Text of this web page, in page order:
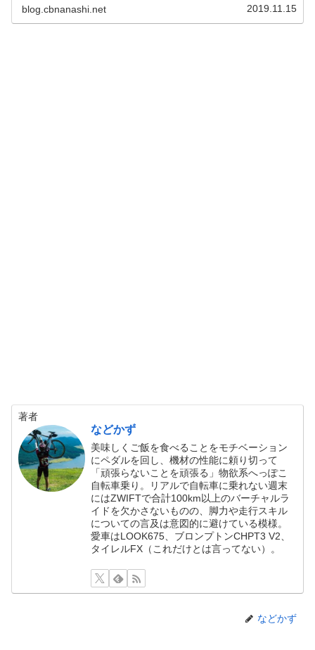
blog.cbnanashi.net 2019.11.15
著者
などかず
美味しくご飯を食べることをモチベーション
にペダルを回し、機材の性能に頼り切って
「頑張らないことを頑張る」物欲系へっぽこ
自転車乗り。リアルで自転車に乗れない週末
にはZWIFTで合計100km以上のバーチャルラ
イドを欠かさないものの、脚力や走行スキル
についての言及は意図的に避けている模様。
愛車はLOOK675、ブロンプトンCHPT3 V2、
タイレルFX（これだけとは言ってない）。
などかず